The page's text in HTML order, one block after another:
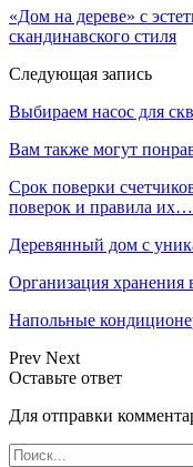
«Дом на дереве» с
скандинавского стиля
Следующая запись
Выбираем насос для
Вам также могут
Срок поверки
поверок и правила их…
Деревянный дом с
Организация
Напольные
Prev Next
Оставьте ответ
Для отправки